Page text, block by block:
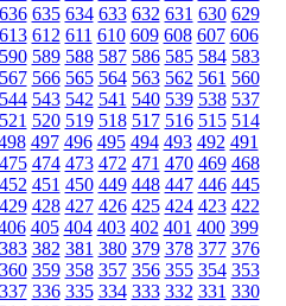
636 635 634 633 632 631 630 629
613 612 611 610 609 608 607 606
590 589 588 587 586 585 584 583
567 566 565 564 563 562 561 560
544 543 542 541 540 539 538 537
521 520 519 518 517 516 515 514
497 496 495 494 493 492 491
475 474 473 472 471 470 469 468
452 451 450 449 448 447 446 445
429 428 427 426 425 424 423 422
405 404 403 402 401 400 399
383 382 381 380 379 378 377 376
360 359 358 357 356 355 354 353
337 336 335 334 333 332 331 330